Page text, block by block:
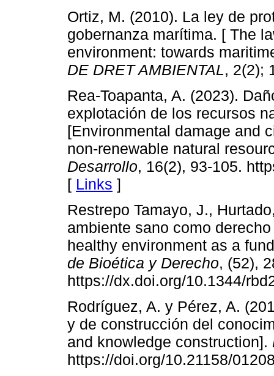
Ortiz, M. (2010). La ley de
gobernanza marítima. [ The
environment: towards
DE DRET AMBIENTAL, 2(2);
Rea-Toapanta, A. (2023).
explotación de los recursos
[Environmental damage and
non-renewable natural
Desarrollo, 16(2), 93-105.
[ Links ]
Restrepo Tamayo, J.,
ambiente sano como
healthy environment as a
de Bioética y Derecho, (52),
https://dx.doi.org/10.1344/
Rodríguez, A. y Pérez, A.
y de construcción del
and knowledge construction].
https://doi.org/10.21158/